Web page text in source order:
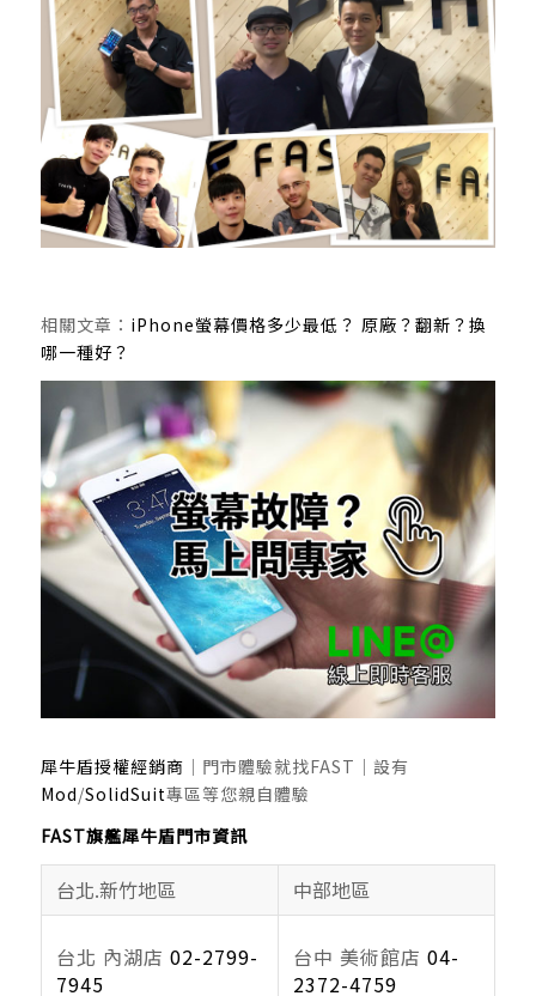
相關文章： iPhone螢幕價格多少最低？ 原廠？翻新？換
哪一種好？
犀牛盾授權經銷商 ｜門市體驗就找FAST｜設有
Mod/SolidSuit專區等您親自體驗
FAST旗艦犀牛盾門市資訊
台北.新竹地區 中部地區
台北 內湖店 02-2799-
7945
台中 美術館店 04-
2372-4759